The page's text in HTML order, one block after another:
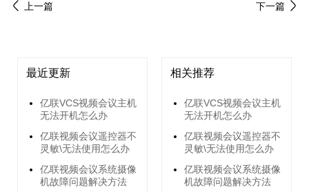
上一篇 下一篇
最近更新
亿联VCS视频会议主机
无法开机怎么办
亿联视频会议遥控器不
灵敏\无法使用怎么办
亿联视频会议系统摄像
机故障问题解决方法
相关推荐
亿联VCS视频会议主机
无法开机怎么办
亿联视频会议遥控器不
灵敏\无法使用怎么办
亿联视频会议系统摄像
机故障问题解决方法